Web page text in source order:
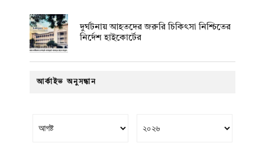
দুর্ঘটনায় আহতদের জরুরি চিকিৎসা নিশ্চিতের
নির্দেশ হাইকোর্টের
আর্কাইভ অনুসন্ধান